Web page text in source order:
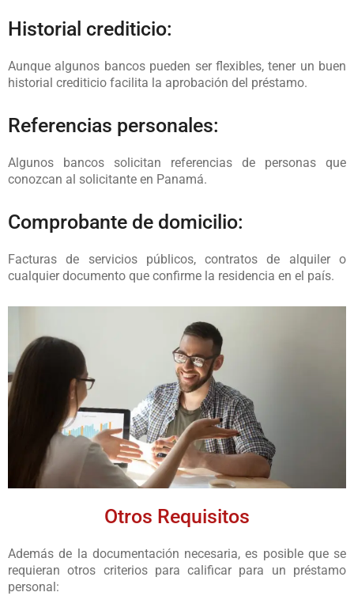
Historial crediticio:
Aunque algunos bancos pueden ser flexibles, tener un buen
historial crediticio facilita la aprobación del préstamo.
Referencias personales:
Algunos bancos solicitan referencias de personas que
conozcan al solicitante en Panamá.
Comprobante de domicilio:
Facturas de servicios públicos, contratos de alquiler o
cualquier documento que confirme la residencia en el país.
Otros Requisitos
Además de la documentación necesaria, es posible que se
requieran otros criterios para calificar para un préstamo
personal: